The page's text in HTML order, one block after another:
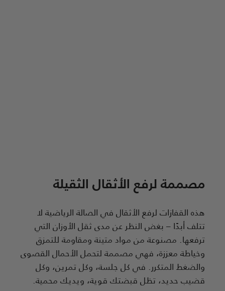
مصممة لرفع الأثقال الثقيلة
هذه القفازات لرفع الأثقال في الصالة الرياضية لا
تتلف أبدًا – بغض النظر عن مدى ثقل الأوزان التي
ترفعها. مصنوعة من مواد متينة ومقاومة للتمزق
وخياطة معززة، فهي مصممة لتحمل الأحمال القصوى
والضغط المتكرر. في كل جلسة، وكل تمرين، وكل
قضيب حديد، تظل قبضتك قوية، ويديك محمية.